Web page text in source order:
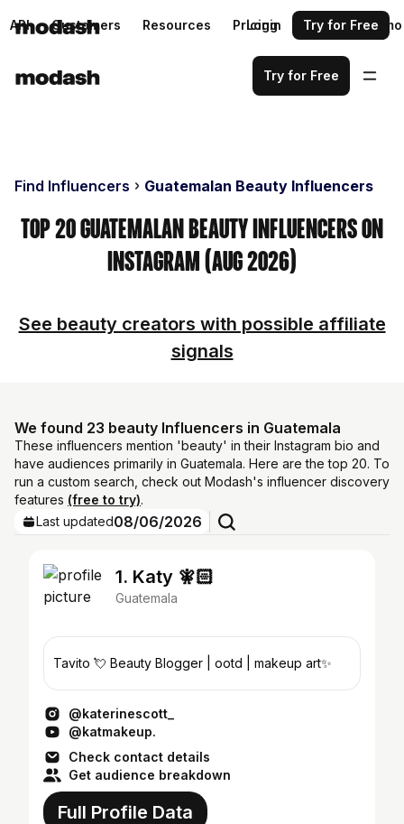
API Customers Resources Pricing Request a demo
Login Try for Free
Try for Free
Find Influencers Guatemalan Beauty Influencers
Top 20 Guatemalan Beauty Influencers on
Instagram (Aug 2026)
See beauty creators with possible affiliate
signals
We found 23 beauty Influencers in Guatemala
These influencers mention 'beauty' in their Instagram bio and
have audiences primarily in Guatemala. Here are the top 20. To
run a custom search, check out Modash's influencer discovery
features (free to try).
Last updated08/06/2026
1. Katy 🧚🏻
Guatemala
Tavito 💘 Beauty Blogger | ootd | makeup art✨
@katerinescott_
@katmakeup.
Check contact details
Get audience breakdown
Full Profile Data